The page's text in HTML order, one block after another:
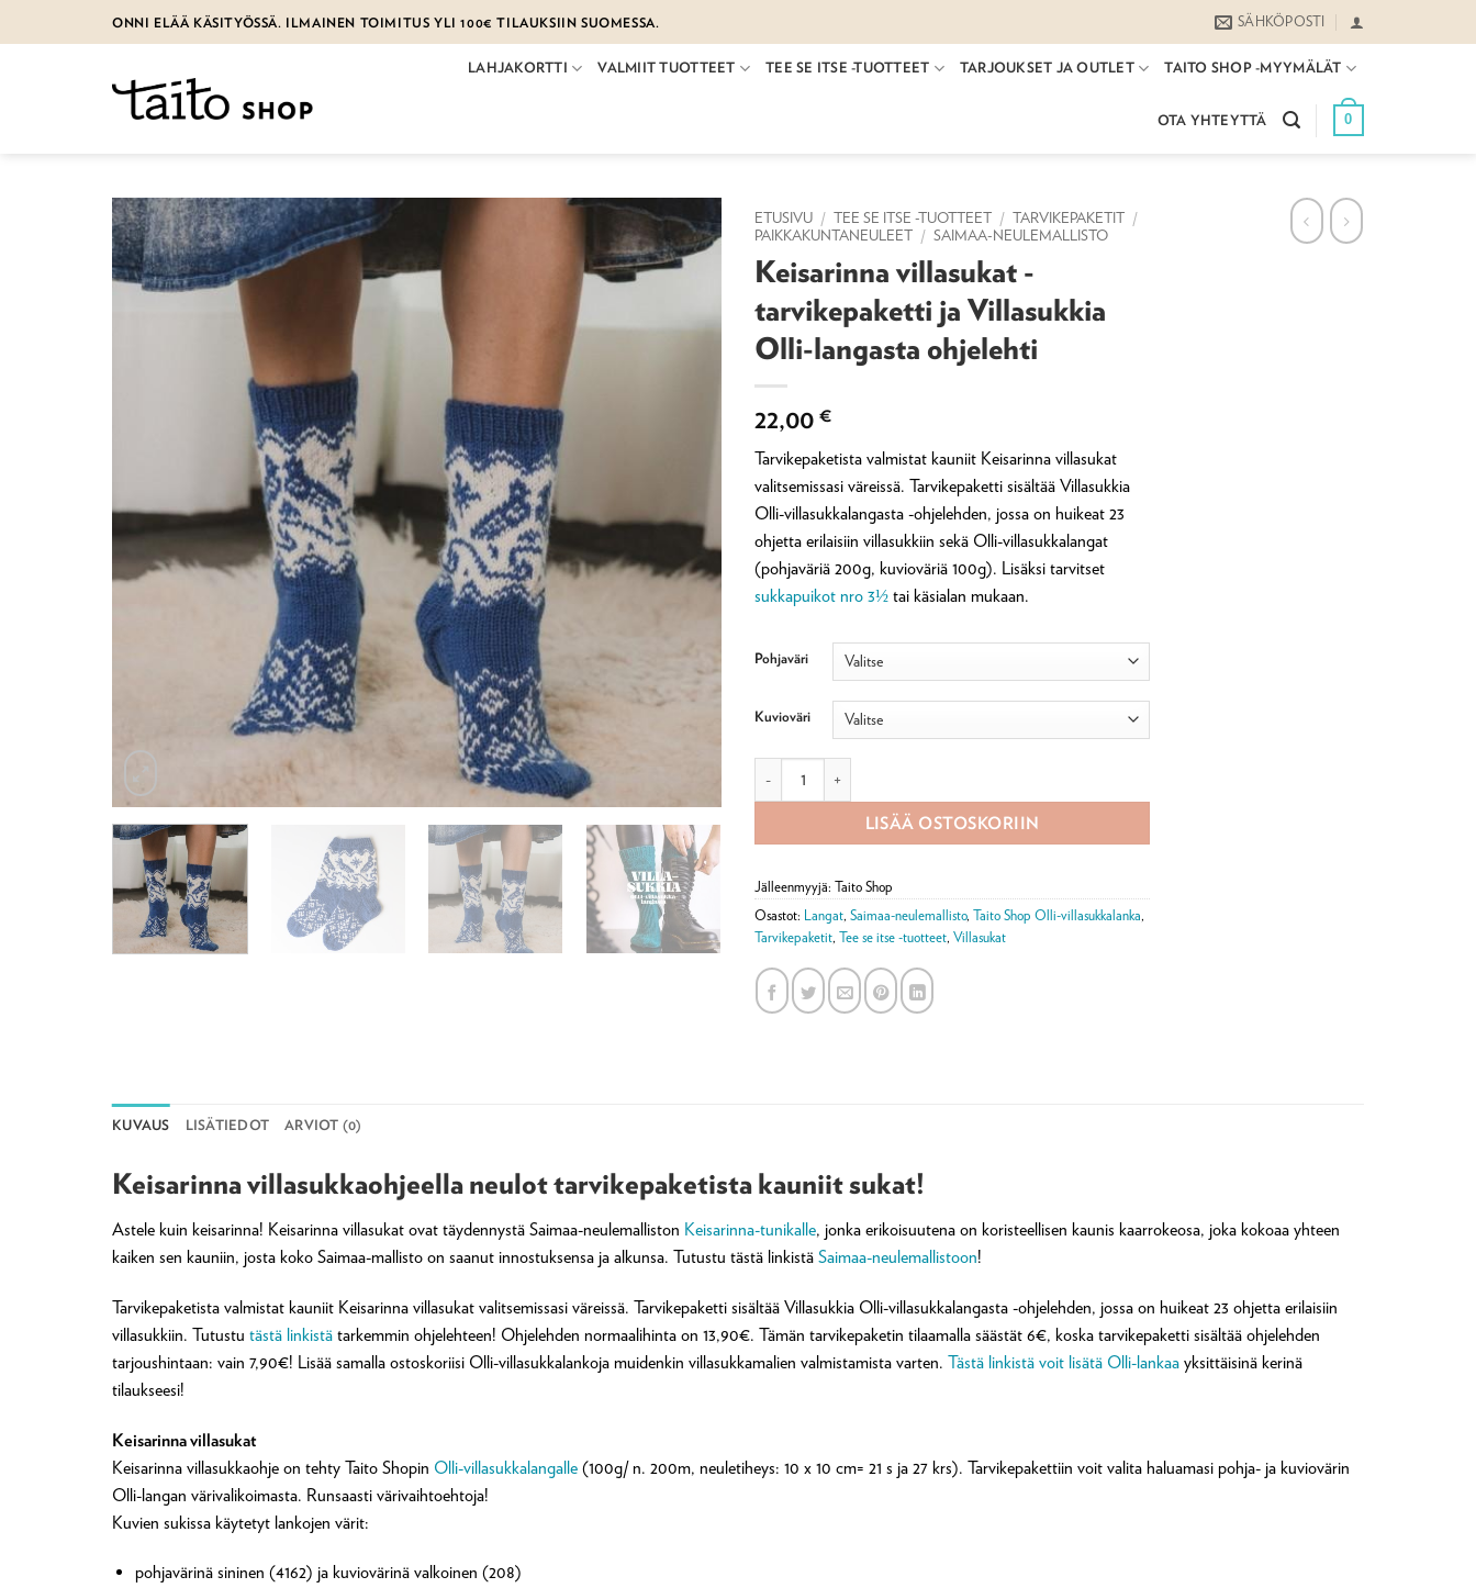
to
ONNI ELÄÄ KÄSITYÖSSÄ. ILMAINEN TOIMITUS YLI 100€ TILAUKSIIN SUOMESSA. SÄHKÖPOSTI
LAHJAKORTTI VALMIIT TUOTTEET TEE SE ITSE -TUOTTEET TARJOUKSET JA OUTLET TAITO SHOP -MYYMÄLÄT
OTA YHTEYTTÄ 0
ETUSIVU / TEE SE ITSE -TUOTTEET / TARVIKEPAKETIT /
PAIKKAKUNTANEULEET / SAIMAA-NEULEMALLISTO
Keisarinna villasukat -
tarvikepaketti ja Villasukkia
Olli-langasta ohjelehti
22,00 €
Tarvikepaketista valmistat kauniit Keisarinna villasukat
valitsemissasi väreissä. Tarvikepaketti sisältää Villasukkia
Olli-villasukkalangasta -ohjelehden, jossa on huikeat 23
ohjetta erilaisiin villasukkiin sekä Olli-villasukkalangat
(pohjaväriä 200g, kuvioväriä 100g). Lisäksi tarvitset
sukkapuikot nro 3½ tai käsialan mukaan.
Pohjaväri
Kuvioväri
LISÄÄ OSTOSKORIIN
Jälleenmyyjä: Taito Shop
Osastot: Langat, Saimaa-neulemallisto, Taito Shop Olli-villasukkalanka,
Tarvikepaketit, Tee se itse -tuotteet, Villasukat
KUVAUS LISÄTIEDOT ARVIOT (0)
Keisarinna villasukkaohjeella neulot tarvikepaketista kauniit sukat!
Astele kuin keisarinna! Keisarinna villasukat ovat täydennystä Saimaa-neulemalliston Keisarinna-tunikalle, jonka erikoisuutena on koristeellisen kaunis kaarrokeosa, joka kokoaa yhteen
kaiken sen kauniin, josta koko Saimaa-mallisto on saanut innostuksensa ja alkunsa. Tutustu tästä linkistä Saimaa-neulemallistoon!
Tarvikepaketista valmistat kauniit Keisarinna villasukat valitsemissasi väreissä. Tarvikepaketti sisältää Villasukkia Olli-villasukkalangasta -ohjelehden, jossa on huikeat 23 ohjetta erilaisiin
villasukkiin. Tutustu tästä linkistä tarkemmin ohjelehteen! Ohjelehden normaalihinta on 13,90€. Tämän tarvikepaketin tilaamalla säästät 6€, koska tarvikepaketti sisältää ohjelehden
tarjoushintaan: vain 7,90€! Lisää samalla ostoskoriisi Olli-villasukkalankoja muidenkin villasukkamalien valmistamista varten. Tästä linkistä voit lisätä Olli-lankaa yksittäisinä kerinä
tilaukseesi!
Keisarinna villasukat
Keisarinna villasukkaohje on tehty Taito Shopin Olli-villasukkalangalle (100g/ n. 200m, neuletiheys: 10 x 10 cm= 21 s ja 27 krs). Tarvikepakettiin voit valita haluamasi pohja- ja kuviovärin
Olli-langan värivalikoimasta. Runsaasti värivaihtoehtoja!
Kuvien sukissa käytetyt lankojen värit:
pohjavärinä sininen (4162) ja kuviovärinä valkoinen (208)